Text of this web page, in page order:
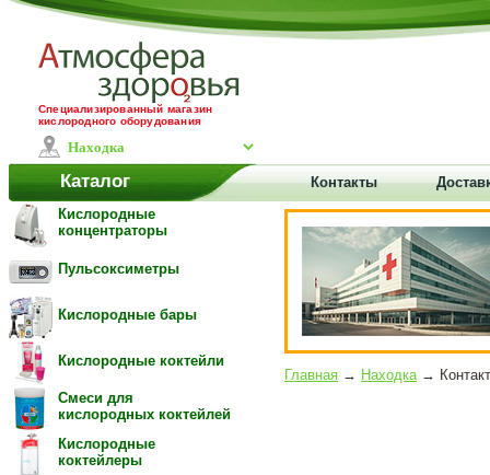
Специализированный магазин
кислородного оборудования
Каталог Контакты
Кислородные
концентраторы
Пульсоксиметры
Кислородные бары
Кислородные коктейли
Смеси для
кислородных коктейлей
Кислородные
коктейлеры
Главная → Находка→